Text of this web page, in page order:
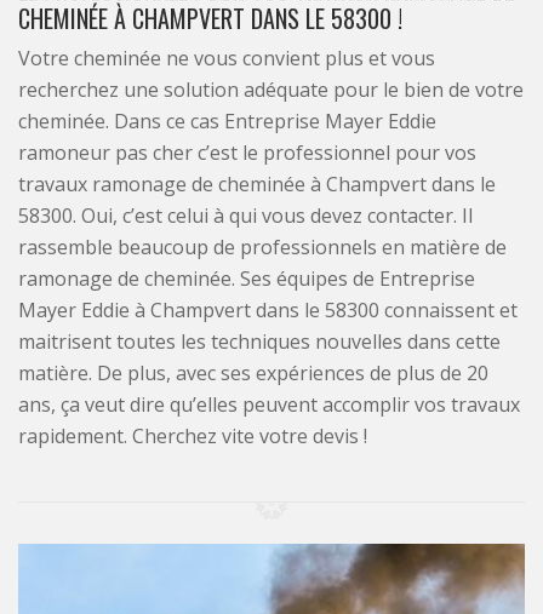
CHEMINÉE À CHAMPVERT DANS LE 58300 !
Votre cheminée ne vous convient plus et vous
recherchez une solution adéquate pour le bien de votre
cheminée. Dans ce cas Entreprise Mayer Eddie
ramoneur pas cher c’est le professionnel pour vos
travaux ramonage de cheminée à Champvert dans le
58300. Oui, c’est celui à qui vous devez contacter. Il
rassemble beaucoup de professionnels en matière de
ramonage de cheminée. Ses équipes de Entreprise
Mayer Eddie à Champvert dans le 58300 connaissent et
maitrisent toutes les techniques nouvelles dans cette
matière. De plus, avec ses expériences de plus de 20
ans, ça veut dire qu’elles peuvent accomplir vos travaux
rapidement. Cherchez vite votre devis !